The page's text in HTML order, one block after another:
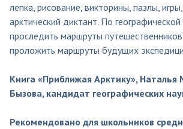
лепка, рисование, викторины, пазлы,
арктический диктант. По
проследить маршруты
проложить маршруты будущих
Книга «Приближая Арктику», Наталья
Бызова, кандидат географических
Рекомендовано для школьников